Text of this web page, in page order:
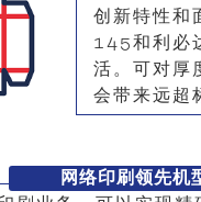
创新特性和
145和利必
活。可对厚
会带来远超
网络印刷领先机